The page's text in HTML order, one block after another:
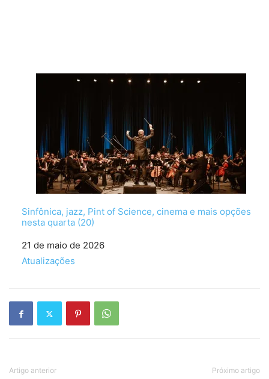
Sinfônica, jazz, Pint of Science, cinema e mais opções
nesta quarta (20)
Data
21 de maio de 2026
Em relação a
Atualizações
Artigo anterior Próximo artigo